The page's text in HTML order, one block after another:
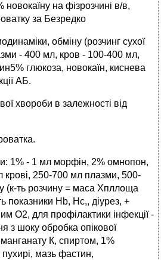
на фізрозчині в/в,
за Безредко
обміну (розчинг сухої
- 400 мл, кров - 100-400 мл,
глюкоза, новокаїн, киснева
АБ.
хвороби в залежності від
1% - 1 мл морфін, 2% омнопон,
крові, 250-700 мл плазми, 500-
(к-ть розчину = маса Хпллоща
показники Hb, Hc,, діурез, +
О2, для профілактики інфекції -
з шоку обробка опікової
К, спиртом, 1%
мазь фастин,